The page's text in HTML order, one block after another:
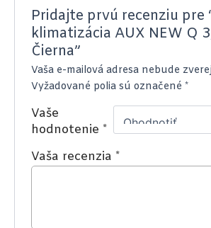
Pridajte prvú recenziu pre
klimatizácia AUX NEW Q
Čierna”
Vaša e-mailová adresa nebude
Vyžadované polia sú označené*
Vaše
hodnotenie *
Vaša recenzia *